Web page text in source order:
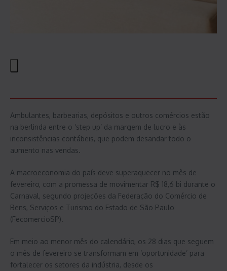
Ambulantes, barbearias, depósitos e outros comércios estão
na berlinda entre o ‘step up’ da margem de lucro e às
inconsistências contábeis, que podem desandar todo o
aumento nas vendas.
A macroeconomia do país deve superaquecer no mês de
fevereiro, com a promessa de movimentar R$ 18,6 bi durante o
Carnaval, segundo projeções da Federação do Comércio de
Bens, Serviços e Turismo do Estado de São Paulo
(FecomercioSP).
Em meio ao menor mês do calendário, os 28 dias que seguem
o mês de fevereiro se transformam em ‘oportunidade’ para
fortalecer os setores da indústria, desde os